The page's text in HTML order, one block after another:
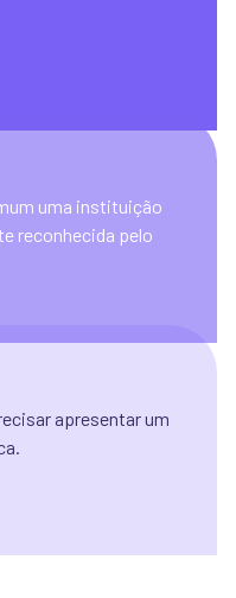
uma instituição
reconhecida pelo
apresentar um